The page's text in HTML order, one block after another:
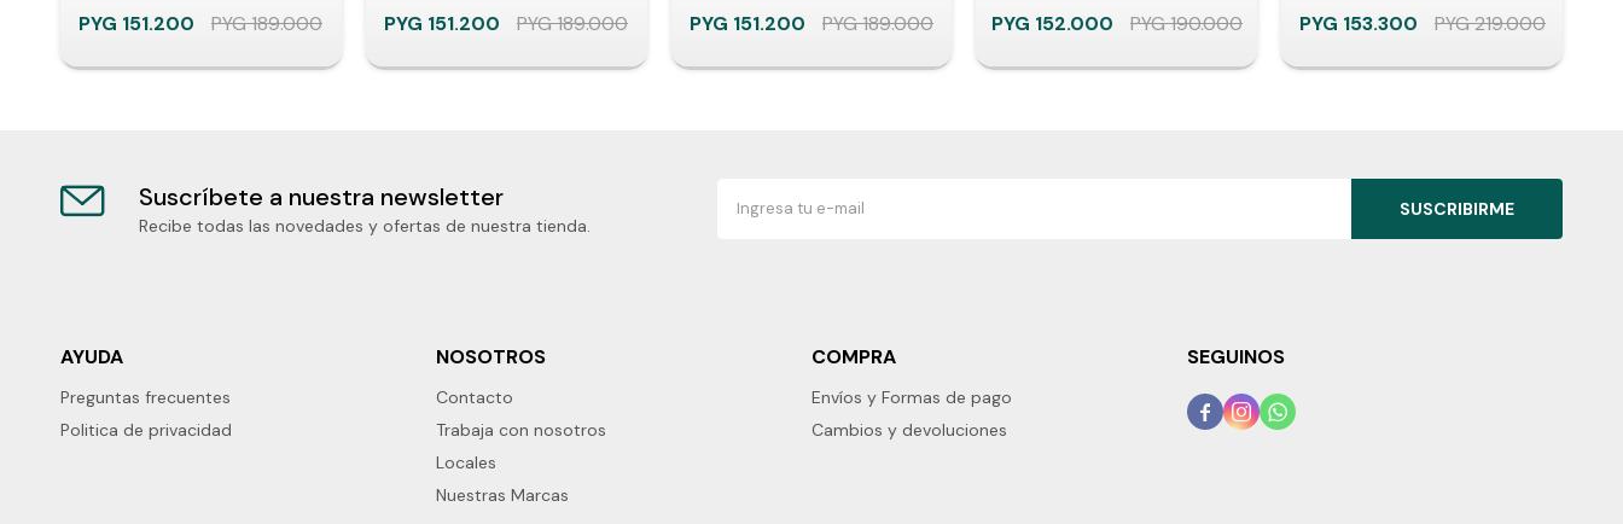
PYG 151.200 PYG189.000 PYG 151.200 PYG189.000 PYG 151.200 PYG189.000 PYG 152.000 PYG190.000 PYG 153.300 PYG219.000
Suscríbete a nuestra newsletter
Recibe todas las novedades y ofertas de nuestra tienda.
SUSCRIBIRME
AYUDA
Preguntas frecuentes
Politica de privacidad
NOSOTROS
Contacto
Trabaja con nosotros
Locales
Nuestras Marcas
COMPRA
Envíos y Formas de pago
Cambios y devoluciones
SEGUINOS
  